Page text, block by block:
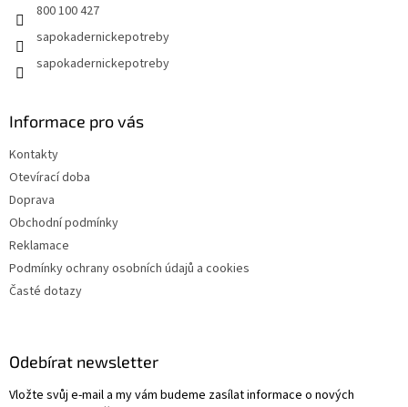
800 100 427
sapokadernickepotreby
sapokadernickepotreby
Informace pro vás
Kontakty
Otevírací doba
Doprava
Obchodní podmínky
Reklamace
Podmínky ochrany osobních údajů a cookies
Časté dotazy
Odebírat newsletter
Vložte svůj e-mail a my vám budeme zasílat informace o nových